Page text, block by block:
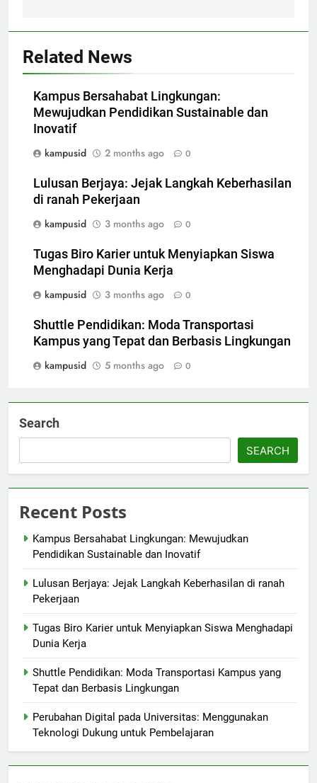
Related News
Kampus Bersahabat Lingkungan:
Mewujudkan Pendidikan Sustainable dan
Inovatif
kampusid
2 months ago 0
Lulusan Berjaya: Jejak Langkah Keberhasilan
di ranah Pekerjaan
kampusid
3 months ago 0
Tugas Biro Karier untuk Menyiapkan Siswa
Menghadapi Dunia Kerja
kampusid
3 months ago 0
Shuttle Pendidikan: Moda Transportasi
Kampus yang Tepat dan Berbasis Lingkungan
kampusid
5 months ago 0
Search
SEARCH
Recent Posts
Kampus Bersahabat Lingkungan: Mewujudkan
Pendidikan Sustainable dan Inovatif
Lulusan Berjaya: Jejak Langkah Keberhasilan di ranah
Pekerjaan
Tugas Biro Karier untuk Menyiapkan Siswa Menghadapi
Dunia Kerja
Shuttle Pendidikan: Moda Transportasi Kampus yang
Tepat dan Berbasis Lingkungan
Perubahan Digital pada Universitas: Menggunakan
Teknologi Dukung untuk Pembelajaran